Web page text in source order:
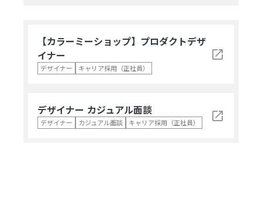
【カラーミーショップ】プロダクトデザ
イナー
デザイナー キャリア採用（正社員）
launch
デザイナー カジュアル面談
デザイナー カジュアル面談 キャリア採用（正社員） launch